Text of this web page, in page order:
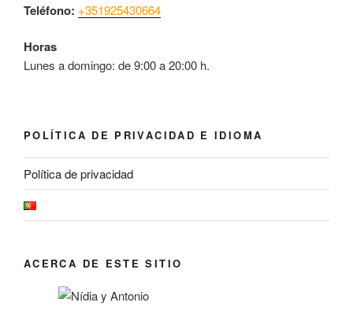
Teléfono: +351925430664
Horas
Lunes a domingo: de 9:00 a 20:00 h.
POLÍTICA DE PRIVACIDAD E IDIOMA
Política de privacidad
ACERCA DE ESTE SITIO